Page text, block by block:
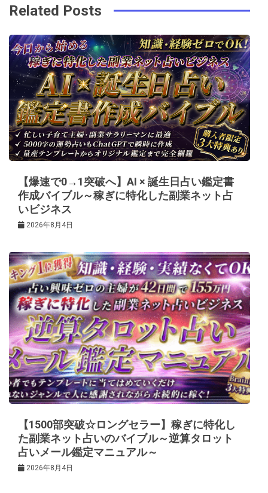
k
t
ビ
ゲ
ー
シ
ョ
ン
Related Posts
【爆速で0→1突破へ】AI × 誕生日占い鑑定書
作成バイブル～稼ぎに特化した副業ネット占
いビジネス
2026年8月4日
【1500部突破☆ロングセラー】稼ぎに特化し
た副業ネット占いのバイブル～逆算タロット
占いメール鑑定マニュアル～
2026年8月4日